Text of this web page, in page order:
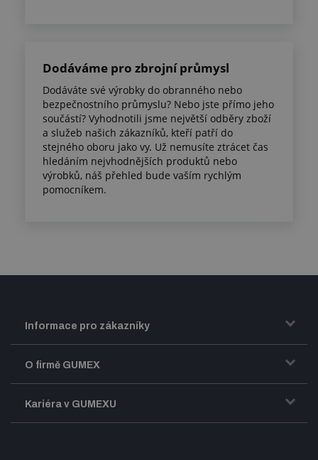
Dodáváme pro zbrojní průmysl
Dodáváte své výrobky do obranného nebo
bezpečnostního průmyslu? Nebo jste přímo jeho
součástí? Vyhodnotili jsme největší odběry zboží
a služeb našich zákazníků, kteří patří do
stejného oboru jako vy. Už nemusíte ztrácet čas
hledáním nejvhodnějších produktů nebo
výrobků, náš přehled bude vaším rychlým
pomocníkem.
Informace pro zákazníky
Doprava a zasílání zboží
Obchodní podmínky
O firmě GUMEX
Představení firmy GUMEX
Kariéra v GUMEXU